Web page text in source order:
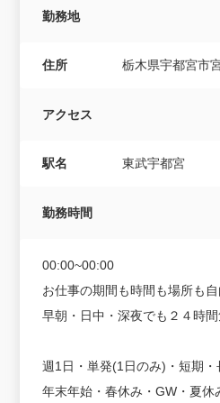
勤務地
住所 栃木県宇都宮市
アクセス
駅名 東武宇都宮
勤務時間
00:00~00:00
お仕事の期間も時間も場所も
早朝・日中・深夜でも２４時
週1日・単発(1日のみ)・短期・
年末年始・春休み・GW・夏休